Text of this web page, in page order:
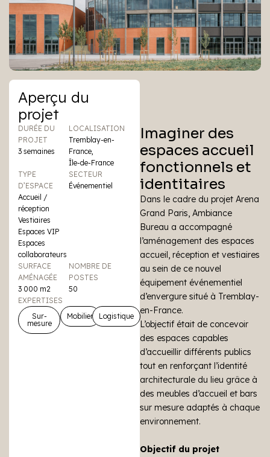
Aperçu du
projet
DURÉE DU
PROJET
3 semaines
LOCALISATION
Tremblay-en-
France,
Île-de-France
TYPE
D’ESPACE
Accueil /
réception
Vestiaires
Espaces VIP
Espaces
collaborateurs
SECTEUR
Événementiel
SURFACE
AMÉNAGÉE
3 000 m2
NOMBRE DE
POSTES
50
EXPERTISES
Sur-
mesure
Mobilier Logistique
Imaginer des
espaces accueil
fonctionnels et
identitaires
Dans le cadre du projet Arena
Grand Paris, Ambiance
Bureau a accompagné
l’aménagement des espaces
accueil, réception et vestiaires
au sein de ce nouvel
équipement événementiel
d’envergure situé à Tremblay-
en-France.
L’objectif était de concevoir
des espaces capables
d’accueillir différents publics
tout en renforçant l’identité
architecturale du lieu grâce à
des meubles d’accueil et bars
sur mesure adaptés à chaque
environnement.
Objectif du projet